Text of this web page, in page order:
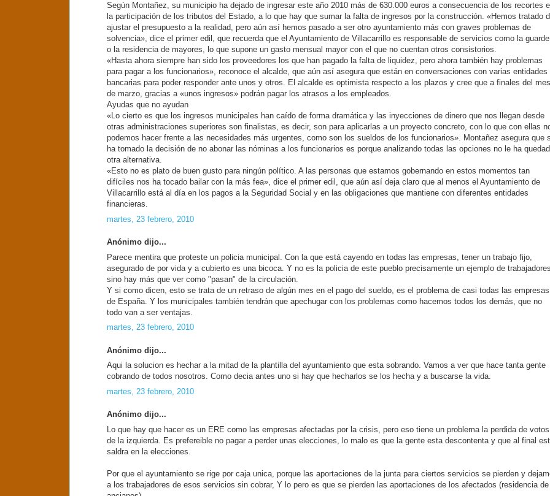
Según Montañez, su municipio ha dejado de ingresar este año 2010 más de 630.000 euros a consecuencia de los recortes
la participación de los tributos del Estado, a lo que hay que sumar la falta de ingresos por la construcción. «Hemos tratado
ajustar el presupuesto a la realidad, pero aún así hemos pasado a ser otro ayuntamiento más con graves problemas de
solvencia», dice el primer edil, que recuerda que el Ayuntamiento de Villacarrillo es responsable de servicios como la
o la residencia de mayores, lo que supone un gasto mensual mayor con el que no cuentan otros consistorios.
«Hasta ahora siempre han sido los proveedores los que han pagado la falta de liquidez, pero ahora también hay problemas
para pagar a los funcionarios», reconoce el alcalde, que aún así asegura que están en conversaciones con varias entidades
bancarias para poder responder ante unos y otros. El alcalde es optimista respecto a los plazos y cree que a finales del mes
de marzo, gracias a «unos ingresos» podrán pagar los atrasos a los empleados.
Ayudas que no ayudan
«Lo cierto es que los ingresos municipales han caído de forma dramática y las inyecciones de dinero que nos llegan desde
otras administraciones superiores son finalistas, es decir, son para aplicarlas a un proyecto concreto, con lo que con ellas
podemos hacer frente a las necesidades más urgentes, como son los sueldos de los funcionarios». Montañez asegura que
ha tomado la decisión de no abonar las nóminas a los funcionarios es porque analizando todas las opciones no le ha
otra alternativa.
«Esto no es plato de buen gusto para ningún político. A las personas que estamos gobernando en estos momentos tan
difíciles nos ha tocado bailar con la más fea», dice el primer edil, que aún así deja claro que al menos el Ayuntamiento de
Villacarrillo está al día en los pagos a la Seguridad Social y en las obligaciones que mantiene con diferentes entidades
financieras.
martes, 23 febrero, 2010
Anónimo dijo...
Parece mentira que proteste un policia municipal. Con la que está cayendo en todas las empresas, tener un trabajo fijo,
asegurado de por vida y a cubierto es una bicoca. Y no es la policia de este pueblo precisamente un ejemplo de trabajadores,
sino hay más que ver como "pasan" de la circulación.
Y si como dicen, esto se trata de un retraso de algún mes en el pago del sueldo, es el problema de casi todas las empresas
de España. Y los municipales también tendrán que apechugar con los problemas como hacemos todos los demás, que no
todo van a ser ventajas.
martes, 23 febrero, 2010
Anónimo dijo...
Aqui la solucion es hechar a la mitad de la plantilla del ayuntamiento que esta sobrando. Vamos a ver que hace tanta gente
cobrando de todos nosotros. Como decia antes uno si hay que hecharlos se los hecha y a buscarse la vida.
martes, 23 febrero, 2010
Anónimo dijo...
Lo que hay que hacer es un ERE como las empresas afectadas por la crisis, pero eso tiene un problema la perdida de votos
de la izquierda. Es prefereible no pagar a perder unas elecciones, lo malo es que la gente esta descontenta y que al final
saldra en la elecciones.
Por que el ayuntamiento se rige por caja unica, porque las aportaciones de la junta para ciertos servicios se pierden y
a los trabajadores de esos servicios sin cobrar, Y lo pero es que se pierden las aportaciones de los afectados (residencia de